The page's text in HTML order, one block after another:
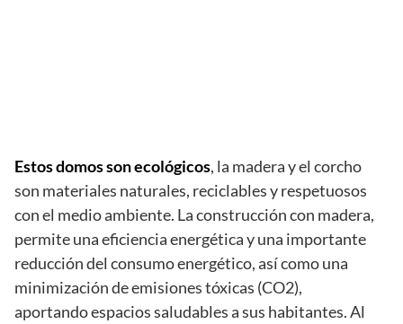
Estos domos son ecológicos, la madera y el corcho
son materiales naturales, reciclables y respetuosos
con el medio ambiente. La construcción con madera,
permite una eficiencia energética y una importante
reducción del consumo energético, así como una
minimización de emisiones tóxicas (CO2),
aportando espacios saludables a sus habitantes. Al